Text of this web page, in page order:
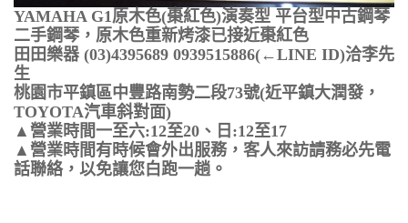
YAMAHA G1原木色(棗紅色)演奏型 平台型中古鋼琴
二手鋼琴，原木色重新烤漆已接近棗紅色
田田樂器 (03)4395689 0939515886(←LINE ID)洽李先
生
桃園市平鎮區中豐路南勢二段73號(近平鎮大潤發，
TOYOTA汽車斜對面)
▲營業時間一至六:12至20、日:12至17
▲營業時間有時候會外出服務，客人來訪請務必先電
話聯絡，以免讓您白跑一趟。